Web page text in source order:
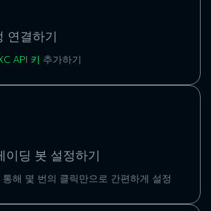
연결하기
API 키 추가하기
이딩 봇 설정하기
해 몇 번의 클릭만으로 간편하게 설정